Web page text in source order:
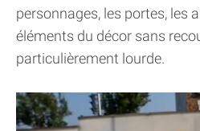
personnages, les portes, les
éléments du décor sans
particulièrement lourde.